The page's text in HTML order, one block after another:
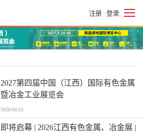
注册 | 登录
2027第四届中国（江西）国际有色金属
暨冶金工业展览会
2026-04-23
即将启幕 | 2026江西有色金属、冶金展 |